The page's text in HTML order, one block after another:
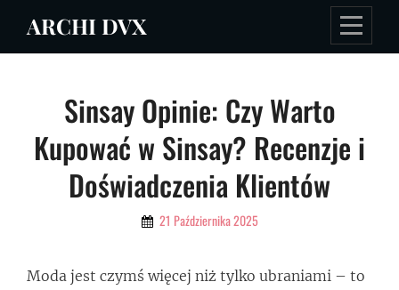
ARCHI DVX
Sinsay Opinie: Czy Warto
Kupować w Sinsay? Recenzje i
Doświadczenia Klientów
By 21 Października 2025
Moda jest czymś więcej niż tylko ubraniami – to
Nawigacja
wpisu